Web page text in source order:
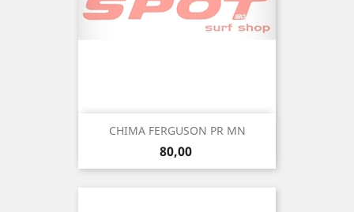
CHIMA FERGUSON PR MN
Precio
80,00